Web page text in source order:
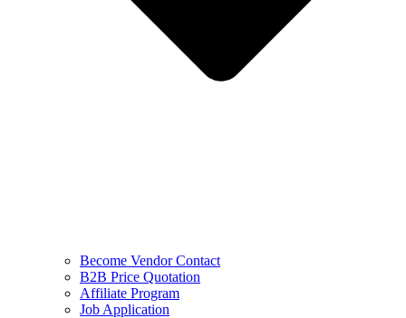
Become Vendor Contact
B2B Price Quotation
Affiliate Program
Job Application